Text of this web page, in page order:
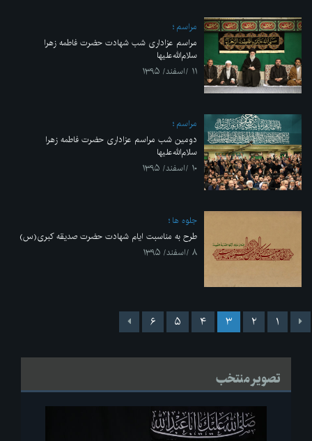
مراسم
مراسم عزاداری شب شهادت حضرت فاطمه زهرا
سلام‌الله‌علیها
۱۱ /اسفند/ ۱۳۹۵
مراسم
دومین شب مراسم عزاداری حضرت فاطمه زهرا
سلام‌الله‌علیها
۱۰ /اسفند/ ۱۳۹۵
جلوه ها
طرح به مناسبت ایام شهادت حضرت صدیقه کبری(س)
۸ /اسفند/ ۱۳۹۵
۱ ۲ ۳ ۴ ۵ ۶
تصویر منتخب